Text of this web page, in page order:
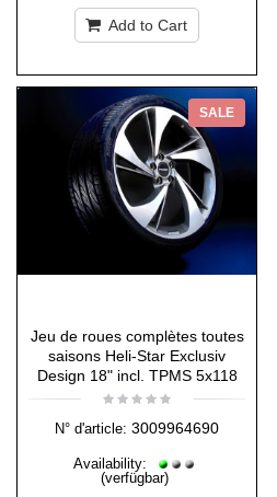
Add to Cart
SALE
Jeu de roues complètes toutes
saisons Heli-Star Exclusiv
Design 18" incl. TPMS 5x118
N° d'article: 3009964690
Availability:
(verfügbar)